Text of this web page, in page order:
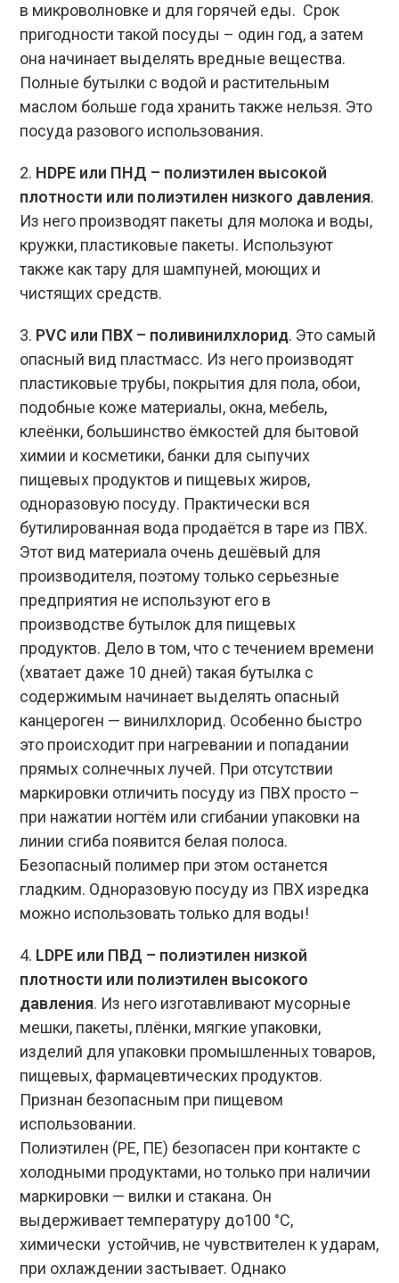
в микроволновке и для горячей еды. Срок
пригодности такой посуды – один год, а затем
она начинает выделять вредные вещества.
Полные бутылки с водой и растительным
маслом больше года хранить также нельзя. Это
посуда разового использования.
2. HDPE или ПНД – полиэтилен высокой
плотности или полиэтилен низкого давления.
Из него производят пакеты для молока и воды,
кружки, пластиковые пакеты. Используют
также как тару для шампуней, моющих и
чистящих средств.
3. PVC или ПВХ – поливинилхлорид. Это самый
опасный вид пластмасс. Из него производят
пластиковые трубы, покрытия для пола, обои,
подобные коже материалы, окна, мебель,
клеёнки, большинство ёмкостей для бытовой
химии и косметики, банки для сыпучих
пищевых продуктов и пищевых жиров,
одноразовую посуду. Практически вся
бутилированная вода продаётся в таре из ПВХ.
Этот вид материала очень дешёвый для
производителя, поэтому только серьезные
предприятия не используют его в
производстве бутылок для пищевых
продуктов. Дело в том, что с течением времени
(хватает даже 10 дней) такая бутылка с
содержимым начинает выделять опасный
канцероген — винилхлорид. Особенно быстро
это происходит при нагревании и попадании
прямых солнечных лучей. При отсутствии
маркировки отличить посуду из ПВХ просто –
при нажатии ногтём или сгибании упаковки на
линии сгиба появится белая полоса.
Безопасный полимер при этом останется
гладким. Одноразовую посуду из ПВХ изредка
можно использовать только для воды!
4. LDPE или ПВД – полиэтилен низкой
плотности или полиэтилен высокого
давления. Из него изготавливают мусорные
мешки, пакеты, плёнки, мягкие упаковки,
изделий для упаковки промышленных товаров,
пищевых, фармацевтических продуктов.
Признан безопасным при пищевом
использовании.
Полиэтилен (РЕ, ПЕ) безопасен при контакте с
холодными продуктами, но только при наличии
маркировки — вилки и стакана. Он
выдерживает температуру до100 °С,
химически устойчив, не чувствителен к ударам,
при охлаждении застывает. Однако